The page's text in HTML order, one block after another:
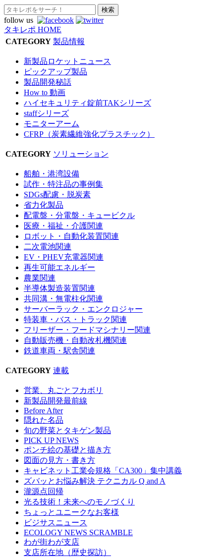
follow us
タキレポ HOME
CATEGORY 製品情報
新製品ロケットニュース
ピックアップ製品
製品開発秘話
How to 動画
ハイセキュリティ錠前TAKシリーズ
staffシリーズ
モニターアーム
CFRP（炭素繊維強化プラスチック）
CATEGORY ソリューション
船舶・港湾設備
試作・特注品の事例集
SDGs配慮・脱炭素
省力化製品
配電盤・分電盤・キュービクル
医療・福祉・介護関連
ロボット・自動化装置関連
二次電池関連
EV・PHEV充電器関連
再生可能エネルギー
農業関連
半導体製造装置関連
共同溝・無電柱化関連
サーバーラック・エンクロジャー
特装車・バス・トラック関連
フリーザー・フードマシナリー関連
自動販売機・自動改札機関連
鉄道車両・駅舎関連
CATEGORY 連載
営業、丸ごとフカボリ
新製品開発最前線
Before After
隠れた名品
旬の野菜とタキゲン製品
PICK UP NEWS
ポンチ絵の基礎と描き方
図面の見方・書き方
キャビネット工業会規格「CA300」集中講義
ズバッとお悩み解決 テクニカル Q and A
瀧源点回帰
光る技術！未来へのモノづくり
ちょっとユニークなお客様
ビジサスニュース
ECOLOGY NEWS SCRAMBLE
わが街わが支店
支店所在地（歴史探訪）